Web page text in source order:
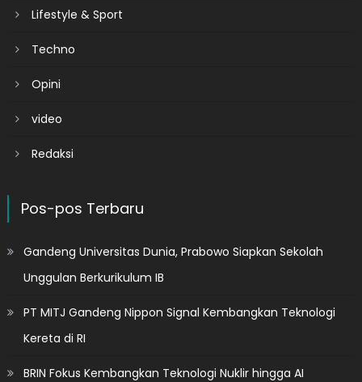
Lifestyle & Sport
Techno
Opini
video
Redaksi
Pos-pos Terbaru
Gandeng Universitas Dunia, Prabowo Siapkan Sekolah
Unggulan Berkurikulum IB
PT MITJ Gandeng Nippon Signal Kembangkan Teknologi
Kereta di RI
BRIN Fokus Kembangkan Teknologi Nuklir hingga AI